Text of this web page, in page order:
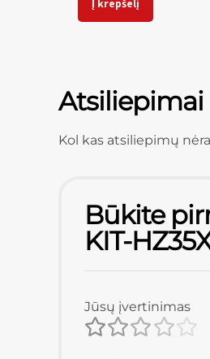
Į krepšelį
Atsiliepimai
Kol kas atsiliepimų
Būkite
KIT-
Jūsų įvertinimas